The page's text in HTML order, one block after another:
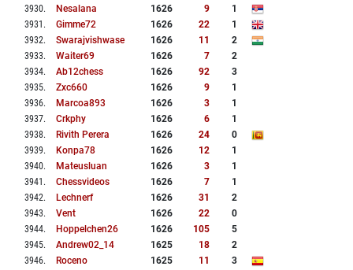
3930. Nesalana 1626 9
1
3931 . Gimme72 1626 22
1
3932. Swarajvishwase 1626 11
2
3933. Waiter69 1626 7
2
3934. Ab12chess 1626 92
3
3935. Zxc660 1626 9
1
3936. Marcoa893 1626 3
1
3937. Crkphy 1626 6
1
3938. Rivith Perera 1626 24
0
3939. Konpa78 1626 12
1
3940. Mateusluan 1626 3
1
3941 . Chessvideos 1626 7
1
3942. Lechnerf 1626 31
2
3943. Vent 1626 22
0
3944. Hoppelchen26 1626 105
5
3945. Andrew02_14 1625 18
2
3946. Roceno 1625 11
3